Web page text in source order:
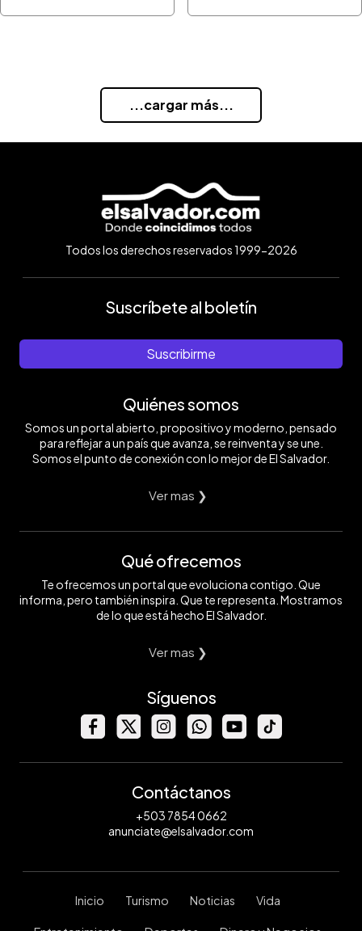
...cargar más...
Todos los derechos reservados 1999-2026
Suscríbete al boletín
Suscribirme
Quiénes somos
Somos un portal abierto, propositivo y moderno, pensado
para reflejar a un país que avanza, se reinventa y se une.
Somos el punto de conexión con lo mejor de El Salvador.
Ver mas ❯
Qué ofrecemos
Te ofrecemos un portal que evoluciona contigo. Que
informa, pero también inspira. Que te representa. Mostramos
de lo que está hecho El Salvador.
Ver mas ❯
Síguenos
Contáctanos
+503 7854 0662
anunciate@elsalvador.com
Inicio Turismo Noticias Vida